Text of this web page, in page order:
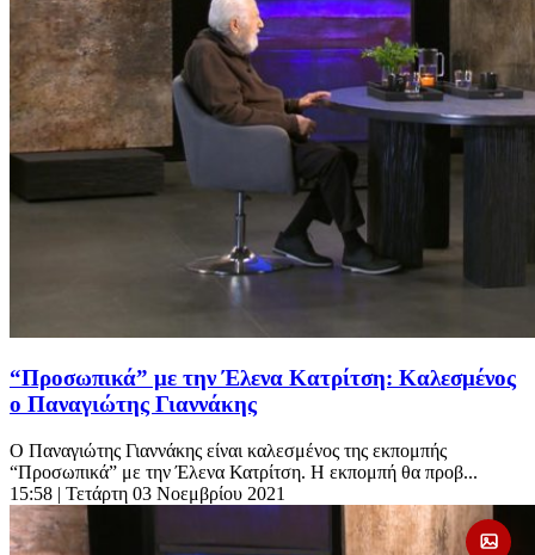
“Προσωπικά” με την Έλενα Κατρίτση: Καλεσμένος
ο Παναγιώτης Γιαννάκης
Ο Παναγιώτης Γιαννάκης είναι καλεσμένος της εκπομπής
“Προσωπικά” με την Έλενα Κατρίτση. Η εκπομπή θα προβ...
15:58 | Τετάρτη 03 Νοεμβρίου 2021